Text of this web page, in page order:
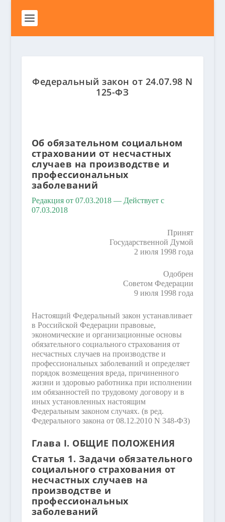
Федеральный закон от 24.07.98 N
125-ФЗ
Об обязательном социальном
страховании от несчастных
случаев на производстве и
профессиональных
заболеваний
Редакция от 07.03.2018 — Действует с
07.03.2018
Принят
Государственной Думой
2 июля 1998 года
Одобрен
Советом Федерации
9 июля 1998 года
Настоящий Федеральный закон устанавливает
в Российской Федерации правовые,
экономические и организационные основы
обязательного социального страхования от
несчастных случаев на производстве и
профессиональных заболеваний и определяет
порядок возмещения вреда, причиненного
жизни и здоровью работника при исполнении
им обязанностей по трудовому договору и в
иных установленных настоящим
Федеральным законом случаях. (в ред.
Федерального закона от 08.12.2010 N 348-ФЗ)
Глава I. ОБЩИЕ ПОЛОЖЕНИЯ
Статья 1. Задачи обязательного
социального страхования от
несчастных случаев на
производстве и
профессиональных
заболеваний